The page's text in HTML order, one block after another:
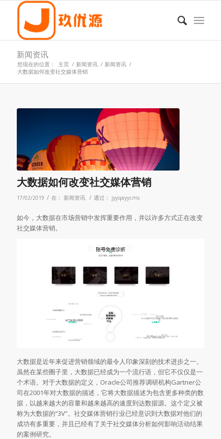
新闻资讯
您现在的位置： 主页 / 新闻资讯 / 新闻资讯 /
大数据如何改变社交媒体营销
大数据如何改变社交媒体营销
17/02/2019 / 在： 新闻资讯 / 通过： jyyqayycms
如今，大数据在市场营销中发挥重要作用，并以许多方式正在改变
社交媒体营销。
大数据是近年来促进营销领域的最令人印象深刻的技术进步之一。
虽然在某些圈子里，大数据已经成为一个流行语，但它不仅仅是一
个术语。对于大数据的定义，Oracle公司推荐调研机构Gartner公
司在2001年对大数据的描述，它将大数据描述为包含更多种类的数
据，以越来越大的容量和越来越高的速度到达数据源。这个定义被
称为大数据的“3V”。社交媒体营销行业已经意识到大数据对他们的
成功有多重要，并且已经有了关于社交媒体分析如何影响活动结果
的案例研究。